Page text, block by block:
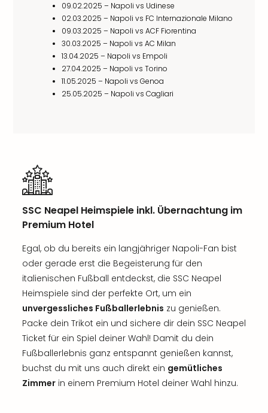
09.02.2025 – Napoli vs Udinese
02.03.2025 – Napoli vs FC Internazionale Milano
09.03.2025 – Napoli vs ACF Fiorentina
30.03.2025 – Napoli vs AC Milan
13.04.2025 – Napoli vs Empoli
27.04.2025 – Napoli vs Torino
11.05.2025 – Napoli vs Genoa
25.05.2025 – Napoli vs Cagliari
SSC Neapel Heimspiele inkl. Übernachtung im
Premium Hotel
Egal, ob du bereits ein langjähriger Napoli-Fan bist
oder gerade erst die Begeisterung für den
italienischen Fußball entdeckst, die SSC Neapel
Heimspiele sind der perfekte Ort, um ein
unvergessliches Fußballerlebnis zu genießen.
Packe dein Trikot ein und sichere dir dein SSC Neapel
Ticket für ein Spiel deiner Wahl! Damit du dein
Fußballerlebnis ganz entspannt genießen kannst,
buchst du mit uns auch direkt ein gemütliches
Zimmer in einem Premium Hotel deiner Wahl hinzu.